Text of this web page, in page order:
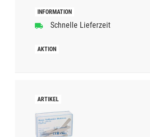
Schnelle Lieferzeit